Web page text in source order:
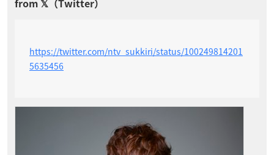
https://twitter.com/ntv_sukkiri/status/100249814201
5635456